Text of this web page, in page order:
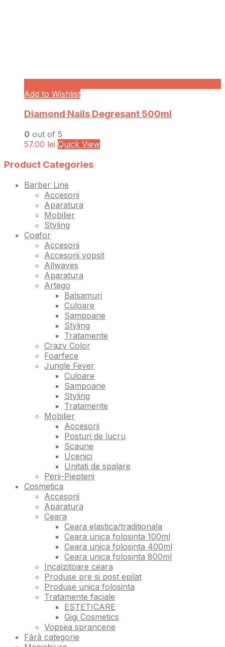
Add to Wishlist
Diamond Nails Degresant 500ml
0 out of 5
57.00 lei Quick View
Product Categories
Barber Line
Accesorii
Aparatura
Mobilier
Styling
Coafor
Accesorii
Accesorii vopsit
Allwaves
Aparatura
Artego
Balsamuri
Culoare
Sampoane
Styling
Tratamente
Crazy Color
Foarfece
Jungle Fever
Culoare
Sampoane
Styling
Tratamente
Mobilier
Accesorii
Posturi de lucru
Scaune
Ucenici
Unitati de spalare
Perii-Piepteni
Cosmetica
Accesorii
Aparatura
Ceara
Ceara elastica/traditionala
Ceara unica folosinta 100ml
Ceara unica folosinta 400ml
Ceara unica folosinta 800ml
Incalzitoare ceara
Produse pre si post epilat
Produse unica folosinta
Tratamente faciale
ESTETICARE
Gigi Cosmetics
Vopsea sprancene
Fără categorie